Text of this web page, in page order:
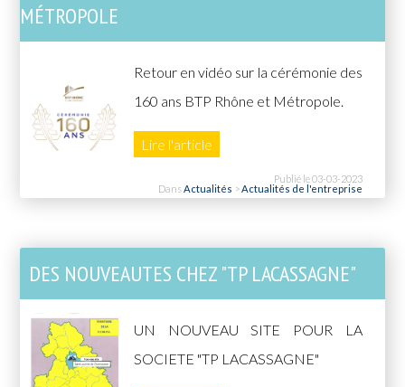
MÉTROPOLE
Retour en vidéo sur la cérémonie des
160 ans BTP Rhône et Métropole.
Lire l'article
Publié le 03-03-2023
DansActualités >Actualités de l'entreprise
DES NOUVEAUTES CHEZ "TP LACASSAGNE"
UN NOUVEAU SITE POUR LA
SOCIETE "TP LACASSAGNE"